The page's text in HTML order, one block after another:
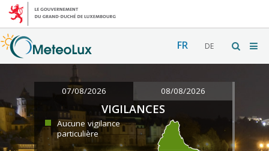
FR DE
07/08/2026 08/08/2026
VIGILANCES
Aucune vigilance
particulière